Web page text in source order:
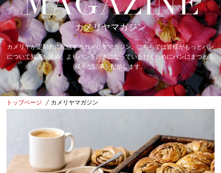
カメリヤマガジン
カメリヤが定期的に配信するカメリヤマガジン。こちらでは皆様がもっとパン
について知識を深め、よりパンを好きになっていただくためにパンにまつわる
様々な記事を配信します。
トップページ カメリヤマガジン